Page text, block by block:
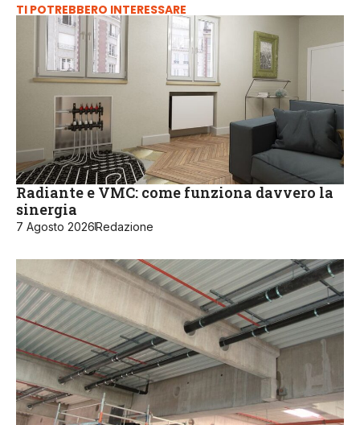
TI POTREBBERO INTERESSARE
Radiante e VMC: come funziona davvero la
sinergia
7 Agosto 2026Redazione